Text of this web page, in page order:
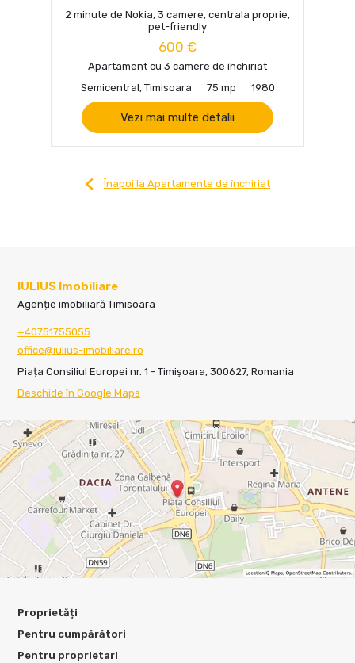
2 minute de Nokia, 3 camere, centrala proprie,
pet-friendly
600 €
Apartament cu 3 camere de închiriat
Semicentral, Timisoara
75 mp 1980
Vezi mai multe detalii
Înapoi la Apartamente de închiriat
IULIUS Imobiliare
Agenție imobiliară Timisoara
+40751755055
office@iulius-imobiliare.ro
Piața Consiliul Europei nr. 1 - Timișoara, 300627, Romania
Deschide în Google Maps
Proprietăți
Pentru cumpărători
Pentru proprietari